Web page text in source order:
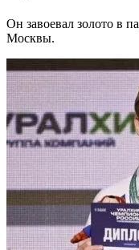
Он завоевал золото в
Москвы.